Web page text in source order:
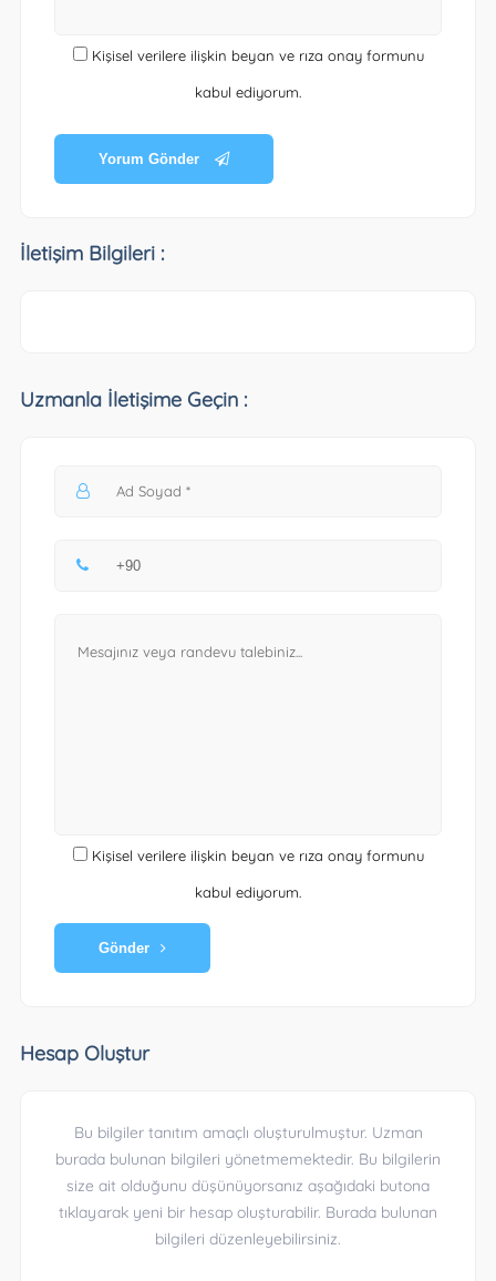
Kişisel verilere ilişkin beyan ve rıza onay formunu
kabul ediyorum.
Yorum Gönder
İletişim Bilgileri :
Uzmanla İletişime Geçin :
Kişisel verilere ilişkin beyan ve rıza onay formunu
kabul ediyorum.
Gönder
Hesap Oluştur
Bu bilgiler tanıtım amaçlı oluşturulmuştur. Uzman
burada bulunan bilgileri yönetmemektedir. Bu bilgilerin
size ait olduğunu düşünüyorsanız aşağıdaki butona
tıklayarak yeni bir hesap oluşturabilir. Burada bulunan
bilgileri düzenleyebilirsiniz.